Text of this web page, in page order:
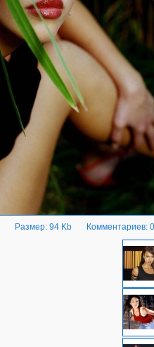
Размер: 94 Kb Комментариев: 0